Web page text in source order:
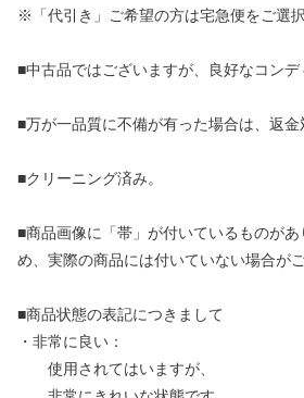
※「代引き」ご希望の方は宅急便をご選択
■中古品ではございますが、良好なコンデ
■万が一品質に不備が有った場合は、返金
■クリーニング済み。
■商品画像に「帯」が付いているものが
め、実際の商品には付いていない場合がご
■商品状態の表記につきまして
・非常に良い：
使用されてはいますが、